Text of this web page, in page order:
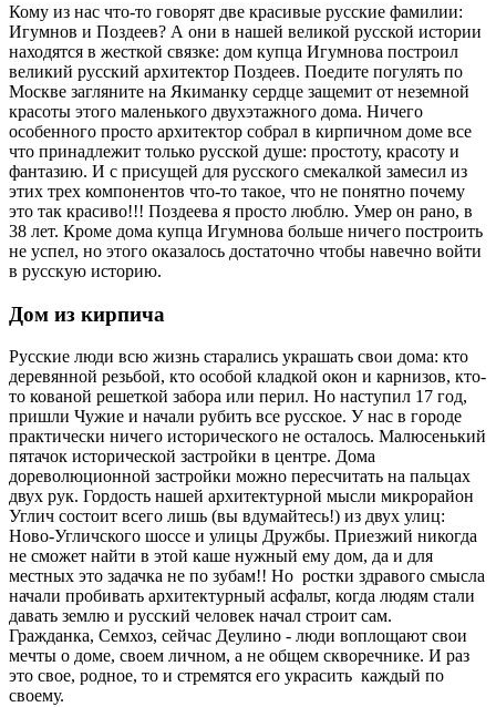
Кому из нас что-то говорят две красивые русские фамилии:
Игумнов и Поздеев? А они в нашей великой русской истории
находятся в жесткой связке: дом купца Игумнова построил
великий русский архитектор Поздеев. Поедите погулять по
Москве загляните на Якиманку сердце защемит от неземной
красоты этого маленького двухэтажного дома. Ничего
особенного просто архитектор собрал в кирпичном доме все
что принадлежит только русской душе: простоту, красоту и
фантазию. И с присущей для русского смекалкой замесил из
этих трех компонентов что-то такое, что не понятно почему
это так красиво!!! Поздеева я просто люблю. Умер он рано, в
38 лет. Кроме дома купца Игумнова больше ничего построить
не успел, но этого оказалось достаточно чтобы навечно войти
в русскую историю.
Дом из кирпича
Русские люди всю жизнь старались украшать свои дома: кто
деревянной резьбой, кто особой кладкой окон и карнизов, кто-
то кованой решеткой забора или перил. Но наступил 17 год,
пришли Чужие и начали рубить все русское. У нас в городе
практически ничего исторического не осталось. Малюсенький
пятачок исторической застройки в центре. Дома
дореволюционной застройки можно пересчитать на пальцах
двух рук. Гордость нашей архитектурной мысли микрорайон
Углич состоит всего лишь (вы вдумайтесь!) из двух улиц:
Ново-Угличского шоссе и улицы Дружбы. Приезжий никогда
не сможет найти в этой каше нужный ему дом, да и для
местных это задачка не по зубам!! Но ростки здравого смысла
начали пробивать архитектурный асфальт, когда людям стали
давать землю и русский человек начал строит сам.
Гражданка, Семхоз, сейчас Деулино - люди воплощают свои
мечты о доме, своем личном, а не общем скворечнике. И раз
это свое, родное, то и стремятся его украсить каждый по
своему.